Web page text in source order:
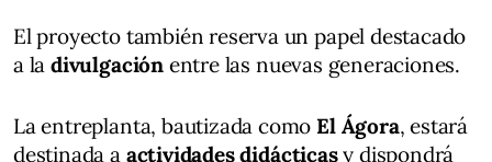
El proyecto también reserva un papel destacado
a ladivulgaciónentre las nuevas generaciones.
La entreplanta, bautizada como El Ágora, estará
destinada a actividades didácticasy dispondrá